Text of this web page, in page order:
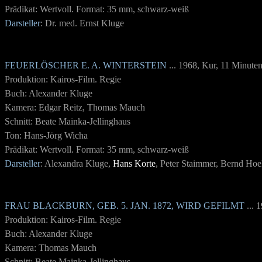
Prädikat: Wertvoll. Format: 35 mm, schwarz-weiß
Darsteller: Dr. med. Ernst Kluge
FEUERLÖSCHER E. A. WINTERSTEIN ... 1968, Kur, 11 Minuten
Produktion: Kairos-Film. Regie
Buch: Alexander Kluge
Kamera: Edgar Reitz, Thomas Mauch
Schnitt: Beate Mainka-Jellinghaus
Ton: Hans-Jörg Wicha
Prädikat: Wertvoll. Format: 35 mm, schwarz-weiß
Darsteller: Alexandra Kluge, Hans Korte, Peter Staimmer, Bernd
FRAU BLACKBURN, GEB. 5. JAN. 1872, WIRD GEFILMT ...
Produktion: Kairos-Film. Regie
Buch: Alexander Kluge
Kamera: Thomas Mauch